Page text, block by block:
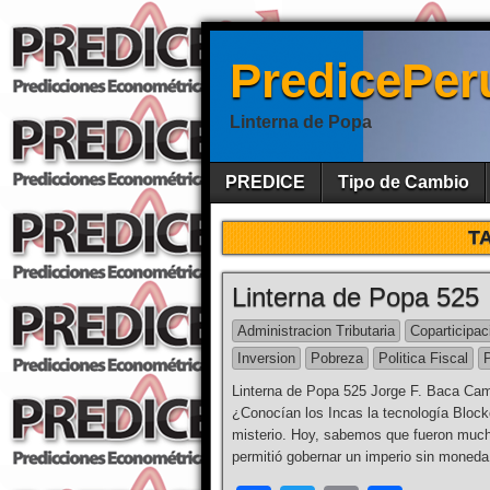
Linterna de Popa
PREDICE Tipo de Cambio
Linterna de Popa 525
Administracion Tributaria
Inversion
Pobreza Politica Fiscal
Linterna de Popa 525 Jorge F. Baca
¿Conocían los Incas la tecnología
misterio. Hoy, sabemos que fueron
permitió gobernar un imperio sin